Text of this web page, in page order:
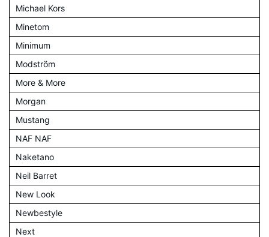
Michael Kors
Minetom
Minimum
Modström
More & More
Morgan
Mustang
NAF NAF
Naketano
Neil Barret
New Look
Newbestyle
Next